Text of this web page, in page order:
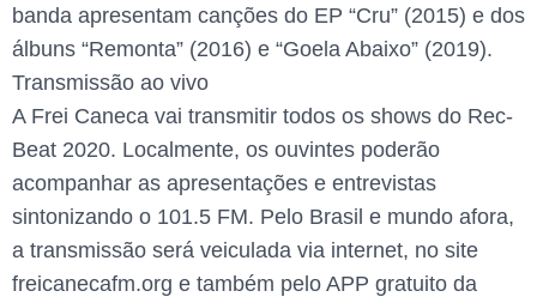
banda apresentam canções do EP “Cru” (2015) e dos
álbuns “Remonta” (2016) e “Goela Abaixo” (2019).
Transmissão ao vivo
A Frei Caneca vai transmitir todos os shows do Rec-
Beat 2020. Localmente, os ouvintes poderão
acompanhar as apresentações e entrevistas
sintonizando o 101.5 FM. Pelo Brasil e mundo afora,
a transmissão será veiculada via internet, no site
freicanecafm.org e também pelo APP gratuito da